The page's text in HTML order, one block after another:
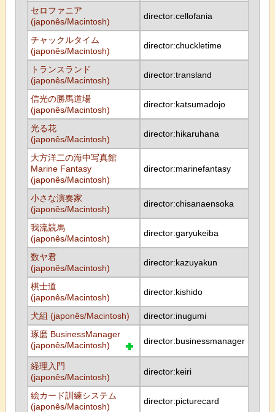
セロファニア
(japonês/Macintosh)
director:cellofania
チャックルタイム
(japonês/Macintosh)
director:chuckletime
トランスランド
(japonês/Macintosh)
director:transland
信光の勝馬道場
(japonês/Macintosh)
director:katsumadojo
光る花
(japonês/Macintosh)
director:hikaruhana
大方洋二の海中写真館
Marine Fantasy
(japonês/Macintosh)
director:marinefantasy
小さな演奏家
(japonês/Macintosh)
director:chisanaensoka
我流競馬
(japonês/Macintosh)
director:garyukeiba
数ヤ君
(japonês/Macintosh)
director:kazuyakun
棋士道
(japonês/Macintosh)
director:kishido
犬組 (japonês/Macintosh)
director:inugumi
琢磨 BusinessManager
(japonês/Macintosh)
director:businessmanager
経理入門
(japonês/Macintosh)
director:keiri
絵カード訓練システム
(japonês/Macintosh)
director:picturecard